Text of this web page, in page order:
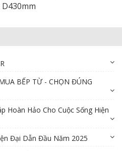
BẾP TỪ - CHỌN ĐÚNG
Hoàn Hảo Cho Cuộc Sống Hiện
Đại Dẫn Đầu Năm 2025